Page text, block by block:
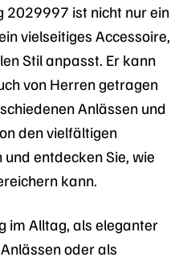
2029997 ist nicht nur ein
vielseitiges Accessoire,
Stil anpasst. Er kann
von Herren getragen
Anlässen und
den vielfältigen
entdecken Sie, wie
kann.
im Alltag, als eleganter
oder als